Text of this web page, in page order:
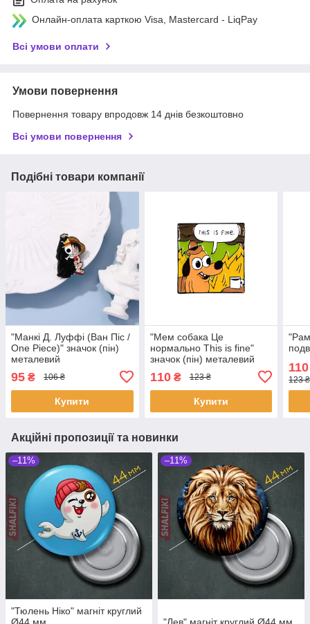
Онлайн-оплата карткою Visa, Mastercard - LiqPay
Всі умови оплати
Умови повернення
Повернення товару впродовж 14 днів безкоштовно
Всі умови повернення
Подібні товари компанії
"Манкі Д. Луффі (Ван Піс /
One Piece)" значок (пін)
металевий
95 ₴ 106 ₴
Купити
"Мем собака Це
нормально This is fine"
значок (пін) металевий
110₴ 123 ₴
Купити
110
123
Акційні пропозиції та новинки
–11%
"Тюлень Ніко" магніт круглий
Ø44 мм
–11%
"Лев" магніт круглий Ø44 мм